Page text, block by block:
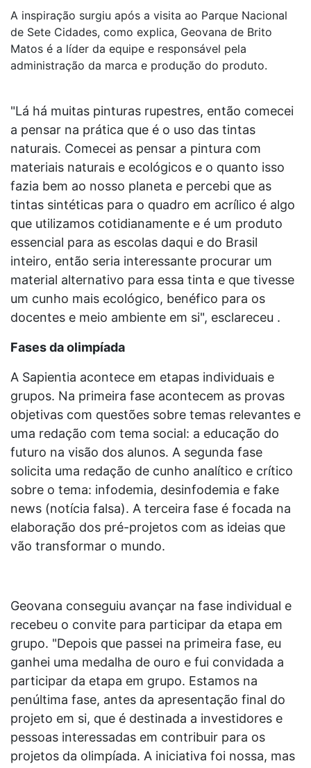
A inspiração surgiu após a visita ao Parque Nacional
de Sete Cidades, como explica, Geovana de Brito
Matos é a líder da equipe e responsável pela
administração da marca e produção do produto.
"Lá há muitas pinturas rupestres, então comecei
a pensar na prática que é o uso das tintas
naturais. Comecei as pensar a pintura com
materiais naturais e ecológicos e o quanto isso
fazia bem ao nosso planeta e percebi que as
tintas sintéticas para o quadro em acrílico é algo
que utilizamos cotidianamente e é um produto
essencial para as escolas daqui e do Brasil
inteiro, então seria interessante procurar um
material alternativo para essa tinta e que tivesse
um cunho mais ecológico, benéfico para os
docentes e meio ambiente em si", esclareceu .
Fases da olimpíada
A Sapientia acontece em etapas individuais e
grupos. Na primeira fase acontecem as provas
objetivas com questões sobre temas relevantes e
uma redação com tema social: a educação do
futuro na visão dos alunos. A segunda fase
solicita uma redação de cunho analítico e crítico
sobre o tema: infodemia, desinfodemia e fake
news (notícia falsa). A terceira fase é focada na
elaboração dos pré-projetos com as ideias que
vão transformar o mundo.
Geovana conseguiu avançar na fase individual e
recebeu o convite para participar da etapa em
grupo. "Depois que passei na primeira fase, eu
ganhei uma medalha de ouro e fui convidada a
participar da etapa em grupo. Estamos na
penúltima fase, antes da apresentação final do
projeto em si, que é destinada a investidores e
pessoas interessadas em contribuir para os
projetos da olimpíada. A iniciativa foi nossa, mas